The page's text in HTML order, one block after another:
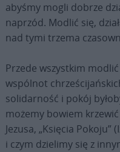
abyśmy mogli dobrze
naprzód. Modlić się,
nad tymi trzema
Przede wszystkim
wspólnot
solidarność i pokój
możemy bowiem
Jezusa, „Księcia Pokoju”
i czym dzielimy się z